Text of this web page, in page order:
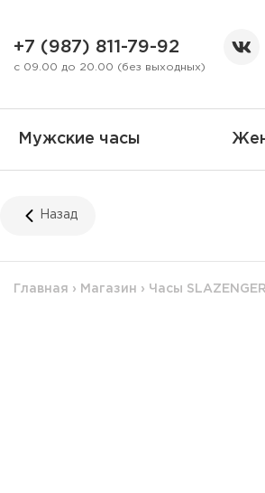
+7 (987) 811-79-92
с 09.00 до 20.00 (без выходных)
Мужские часы
Назад
Главная › Магазин › Часы